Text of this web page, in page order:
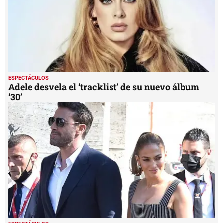
ESPECTÁCULOS
Adele desvela el ‘tracklist’ de su nuevo álbum
‘30’